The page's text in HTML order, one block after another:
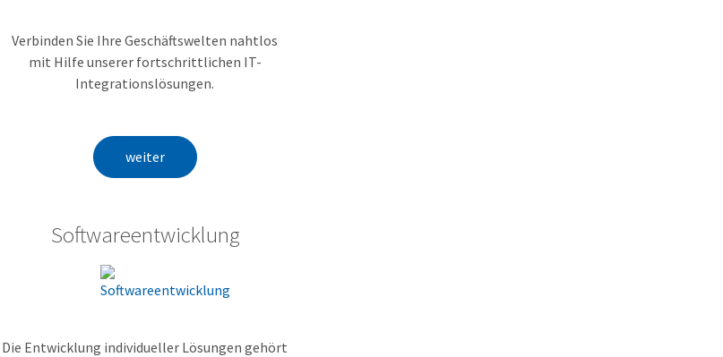
Verbinden Sie Ihre Geschäftswelten nahtlos
mit Hilfe unserer fortschrittlichen IT-
Integrationslösungen.
weiter
Softwareentwicklung
Die Entwicklung individueller Lösungen gehört